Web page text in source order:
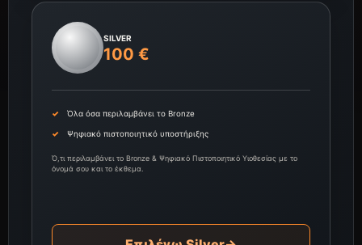
SILVER
100 €
Όλα όσα περιλαμβάνει το Bronze
Ψηφιακό πιστοποιητικό υποστήριξης
Ό,τι περιλαμβάνει το Bronze & Ψηφιακό Πιστοποιητικό Υιοθεσίας με το
όνομά σου και το έκθεμα.